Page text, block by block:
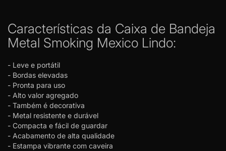
Características da Caixa de Bandeja
Metal Smoking Mexico Lindo:
- Leve e portátil
- Bordas elevadas
- Pronta para uso
- Alto valor agregado
- Também é decorativa
- Metal resistente e durável
- Compacta e fácil de guardar
- Acabamento de alta qualidade
- Estampa vibrante com caveira